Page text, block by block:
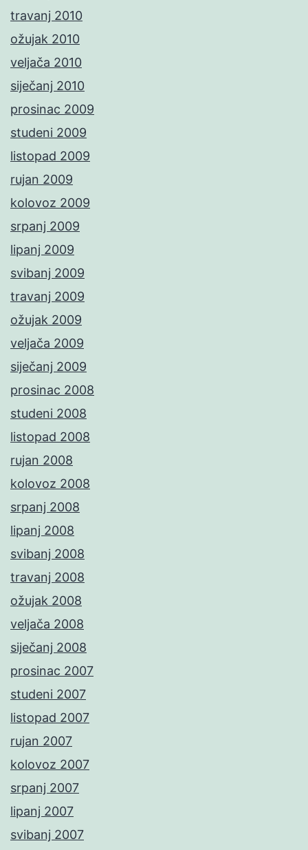
travanj 2010
ožujak 2010
veljača 2010
siječanj 2010
prosinac 2009
studeni 2009
listopad 2009
rujan 2009
kolovoz 2009
srpanj 2009
lipanj 2009
svibanj 2009
travanj 2009
ožujak 2009
veljača 2009
siječanj 2009
prosinac 2008
studeni 2008
listopad 2008
rujan 2008
kolovoz 2008
srpanj 2008
lipanj 2008
svibanj 2008
travanj 2008
ožujak 2008
veljača 2008
siječanj 2008
prosinac 2007
studeni 2007
listopad 2007
rujan 2007
kolovoz 2007
srpanj 2007
lipanj 2007
svibanj 2007